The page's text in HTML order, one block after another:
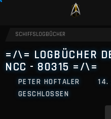
SCHIFFSLOGBÜCHER
=/\= LOGBÜCHER
NCC - 80315 =/\=
PETER HOFTALER
14.
GESCHLOSSEN